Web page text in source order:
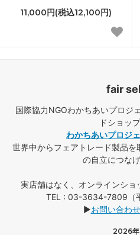
11,000円(税込12,100円)
fair
国際協力NGOわかちあいプロジ
ドショッ
わかちあいプロジ
世界中からフェアトレード製品
の自立につな
実店舗はなく、オンラインショ
TEL : 03-3634-7809（
▶お問い合わ
2026